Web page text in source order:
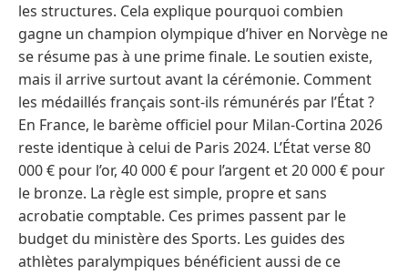
les structures. Cela explique pourquoi combien
gagne un champion olympique d’hiver en Norvège ne
se résume pas à une prime finale. Le soutien existe,
mais il arrive surtout avant la cérémonie. Comment
les médaillés français sont-ils rémunérés par l’État ?
En France, le barème officiel pour Milan-Cortina 2026
reste identique à celui de Paris 2024. L’État verse 80
000 € pour l’or, 40 000 € pour l’argent et 20 000 € pour
le bronze. La règle est simple, propre et sans
acrobatie comptable. Ces primes passent par le
budget du ministère des Sports. Les guides des
athlètes paralympiques bénéficient aussi de ce